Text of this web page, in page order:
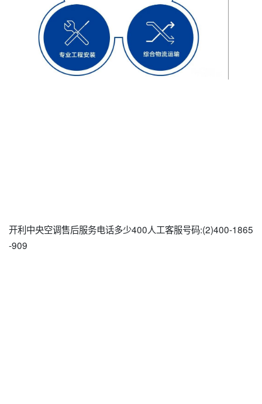
开利中央空调售后服务电话多少400人工客服号码:(2)400-1865
-909